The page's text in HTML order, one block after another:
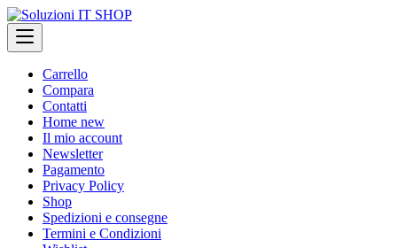
Skip
to
content
Carrello
Compara
Contatti
Home new
Il mio account
Newsletter
Pagamento
Privacy Policy
Shop
Spedizioni e consegne
Termini e Condizioni